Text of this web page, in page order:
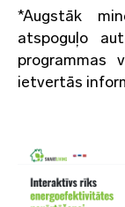
*Augstāk
atspoguļo
programmas
ietvertās